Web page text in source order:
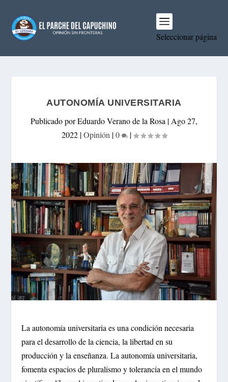
Seleccionar página
AUTONOMÍA UNIVERSITARIA
Publicado porEduardo Verano de la Rosa | Ago 27,
2022|Opinión |0 |
La autonomía universitaria es una condición necesaria
para el desarrollo de la ciencia, la libertad en su
producción y la enseñanza. La autonomía universitaria,
fomenta espacios de pluralismo y tolerancia en el mundo